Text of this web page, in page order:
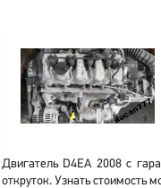
Двигатель D4EA 2008 с
откруток. Узнать стоимость